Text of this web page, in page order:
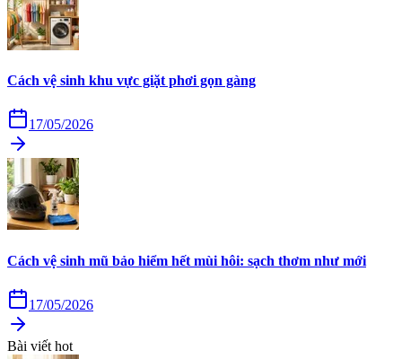
Cách vệ sinh khu vực giặt phơi gọn gàng
17/05/2026
Cách vệ sinh mũ bảo hiểm hết mùi hôi: sạch thơm như mới
17/05/2026
Bài viết hot